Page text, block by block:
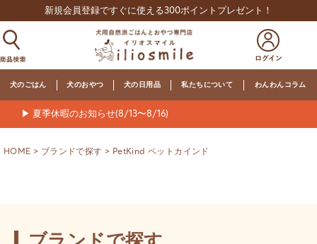
新規会員登録ですぐに使える300ポイントプレゼント！
犬のごはん 犬のおやつ 犬の日用品 私たちについて わんわんコラム
▶ 夏季休暇のお知らせ(8/13〜8/16)
HOME ブランドで探す PetKind ペットカインド